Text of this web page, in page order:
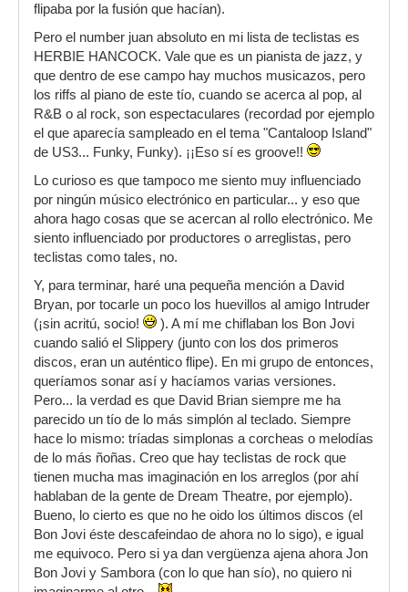
flipaba por la fusión que hacían).
Pero el number juan absoluto en mi lista de teclistas es
HERBIE HANCOCK. Vale que es un pianista de jazz, y
que dentro de ese campo hay muchos musicazos, pero
los riffs al piano de este tío, cuando se acerca al pop, al
R&B o al rock, son espectaculares (recordad por ejemplo
el que aparecía sampleado en el tema "Cantaloop Island"
de US3... Funky, Funky). ¡¡Eso sí es groove!!
Lo curioso es que tampoco me siento muy influenciado
por ningún músico electrónico en particular... y eso que
ahora hago cosas que se acercan al rollo electrónico. Me
siento influenciado por productores o arreglistas, pero
teclistas como tales, no.
Y, para terminar, haré una pequeña mención a David
Bryan, por tocarle un poco los huevillos al amigo Intruder
(¡sin acritú, socio!
). A mí me chiflaban los Bon Jovi
cuando salió el Slippery (junto con los dos primeros
discos, eran un auténtico flipe). En mi grupo de entonces,
queríamos sonar así y hacíamos varias versiones.
Pero... la verdad es que David Brian siempre me ha
parecido un tío de lo más simplón al teclado. Siempre
hace lo mismo: tríadas simplonas a corcheas o melodías
de lo más ñoñas. Creo que hay teclistas de rock que
tienen mucha mas imaginación en los arreglos (por ahí
hablaban de la gente de Dream Theatre, por ejemplo).
Bueno, lo cierto es que no he oido los últimos discos (el
Bon Jovi éste descafeindao de ahora no lo sigo), e igual
me equivoco. Pero si ya dan vergüenza ajena ahora Jon
Bon Jovi y Sambora (con lo que han sío), no quiero ni